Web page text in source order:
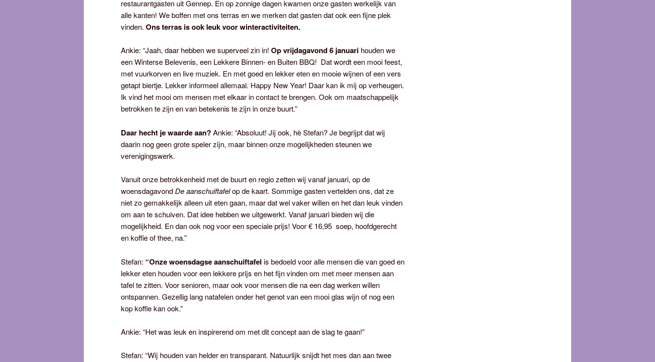
restaurantgasten uit Gennep. En op zonnige dagen kwamen onze gasten werkelijk van
alle kanten! We boffen met ons terras en we merken dat gasten dat ook een fijne plek
vinden. Ons terras is ook leuk voor winteractiviteiten.
Ankie: “Jaah, daar hebben we superveel zin in! Op vrijdagavond 6 januari houden we
een Winterse Belevenis, een Lekkere Binnen- en Buiten BBQ! Dat wordt een mooi feest,
met vuurkorven en live muziek. En met goed en lekker eten en mooie wijnen of een vers
getapt biertje. Lekker informeel allemaal. Happy New Year! Daar kan ik mij op verheugen.
Ik vind het mooi om mensen met elkaar in contact te brengen. Ook om maatschappelijk
betrokken te zijn en van betekenis te zijn in onze buurt.”
Daar hecht je waarde aan?Ankie: “Absoluut! Jij ook, hè Stefan? Je begrijpt dat wij
daarin nog geen grote speler zijn, maar binnen onze mogelijkheden steunen we
verenigingswerk.
Vanuit onze betrokkenheid met de buurt en regio zetten wij vanaf januari, op de
woensdagavondDe aanschuiftafelop de kaart. Sommige gasten vertelden ons, dat ze
niet zo gemakkelijk alleen uit eten gaan, maar dat wel vaker willen en het dan leuk vinden
om aan te schuiven. Dat idee hebben we uitgewerkt. Vanaf januari bieden wij die
mogelijkheid. En dan ook nog voor een speciale prijs! Voor € 16,95 soep, hoofdgerecht
en koffie of thee, na.”
Stefan: “Onze woensdagse aanschuiftafel is bedoeld voor alle mensen die van goed en
lekker eten houden voor een lekkere prijs en het fijn vinden om met meer mensen aan
tafel te zitten. Voor senioren, maar ook voor mensen die na een dag werken willen
ontspannen. Gezellig lang natafelen onder het genot van een mooi glas wijn of nog een
kop koffie kan ook.”
Ankie: “Het was leuk en inspirerend om met dit concept aan de slag te gaan!”
Stefan: “Wij houden van helder en transparant. Natuurlijk snijdt het mes dan aan twee